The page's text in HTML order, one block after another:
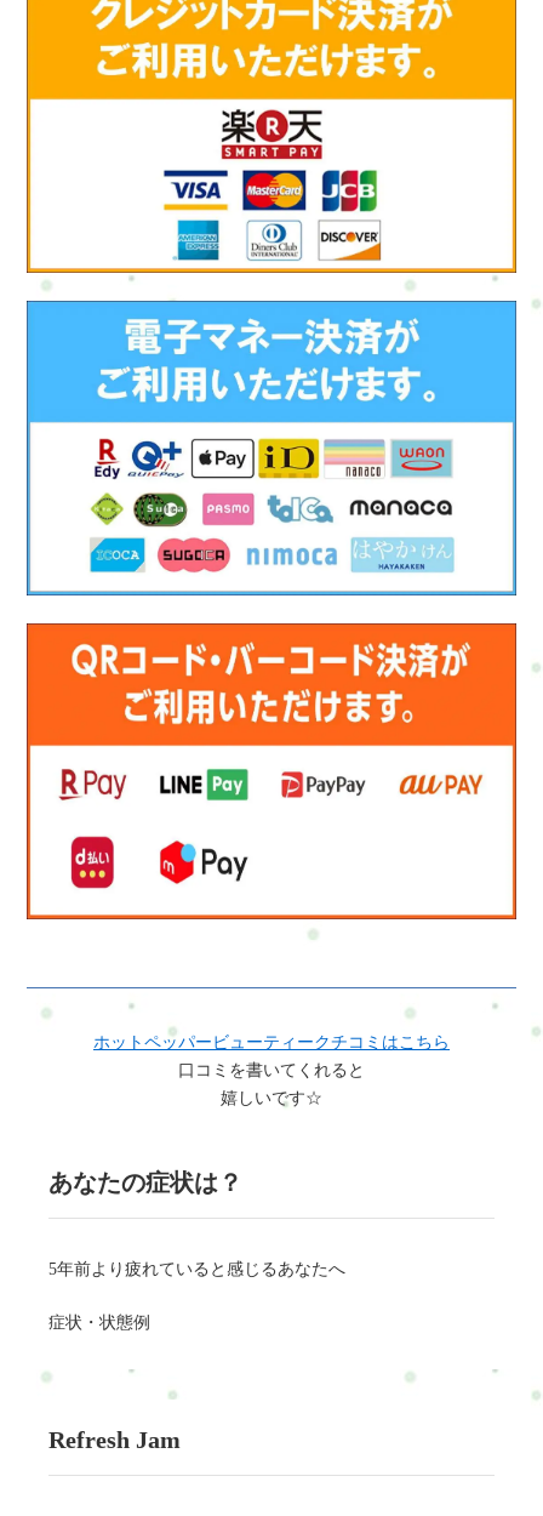
事はエネルギーを供給し、体力を維持します。3. ストレス管理:
ストレスは体調不良の原因となります。ストレスを軽減するた
めに、瞑想、深呼吸、ヨガ、プラクティスなどのリラクゼーシ
を与えます。日常生活に運動を取り入れ、ウォーキング、スト
レッチ、ヨガ、水泳などを試してみましょう。運動は疲労を軽
減し、ストレスを解消します。5. 時間の管理: タイムマネジメン
トを工夫し、タスクを適切に分散させることで、仕事とプライ
ベートのバランスを取りましょう。スケジュールを立て、余裕
を持たせることで、ストレスを軽減できます。6. 家族やパート
は、主婦の負担を軽減し、ストレスを和らげます。協力体制を
築くことで、負担を分かち合いましょう。7. 自己ケアの時間: 自
己ケアの時間を持つことは、メンタルとフィジカルの健康に良
い影響を与えます。趣味や興味を追求し、友人や家族と楽しい
時間を過ごすことが大切です。8. 整体セラピーの利用: 最後に、
整体セラピーをおすすめします。整体セラピストは、筋肉の緊
張を緩和し、カラダのバランスを整え、疲労を軽減します。整
体セッションを受けることで、身体的な不調を改善し、リラッ
クス感を高めることができます。 整体セラピーの重要性整体セ
ラピーは、主婦の疲労とストレスを軽減するために非常に効果
し、筋肉の緊張を和らげます。また、整体セッションはカラダ
だけでなく、ココロにもポジティブな影響を与え、リラックス
と平穏な気持ちをもたらします。定期的な整体セッションを受
けることで、主婦の健康とウェルビーイングを向上させ、日常
変ですが、適切なケアとサポートを受けながら、健康で幸せな
するための努力を惜しまず、カラダもココロもバランスを取り
ましょう。主婦のカラダとココロを整えるおすすめの筋トレと
大切にすることが重要です。以下に、主婦のカラダとココロを
ササイズは、腕立て伏せ、腹筋、スクワットなどが含まれま
す。これらのエクササイズを取り入れて、全身の筋力を鍛えま
しょう。2. 軽いダンベルトレーニング: 軽いダンベルを使って、
腕や背中の筋肉を強化できます。週に数回、軽いウエイトトレ
のに効果的です。オンラインのクラスを受講することも可能で
ほぐすことができます。2. ヨガやピラティスのストレッチ: ヨガ
軟性を向上させます。指導を受けながら行うと効果的です。3.
のモビリティを改善するルーチンを取り入れましょう。例え
ば、肩の回し方や足首の柔軟性を向上させることができます。
ココロのケア:1. リラックスタイム: 毎日少なくとも数分間、リ
ホットペッパービューティークチコミはこちら
口コミを書いてくれると
嬉しいです☆
あなたの症状は？
5年前より疲れていると感じるあなたへ
症状・状態例
Refresh Jam